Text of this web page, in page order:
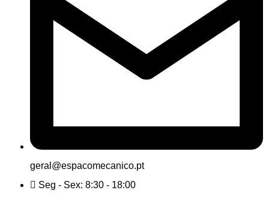
geral@espacomecanico.pt
Seg - Sex: 8:30 - 18:00